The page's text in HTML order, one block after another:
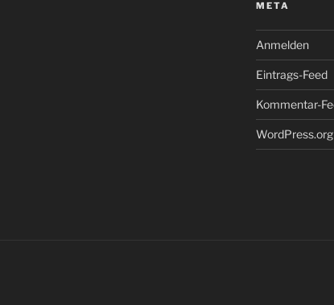
META
Anmelden
Eintrags-Feed
Kommentar-
WordPress.org